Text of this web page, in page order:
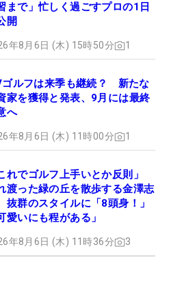
まで」忙しく過ごすプロの1日
開
年8月6日 (木) 15時50分 1
ゴルフは来季も継続？ 新たな
家を獲得と発表、9月には最終
へ
年8月6日 (木) 11時00分 1
れでゴルフ上手いとか反則」
渡った緑の丘を散歩する金澤志
抜群のスタイルに「8頭身！」
愛いにも程がある」
年8月6日 (木) 11時36分 3